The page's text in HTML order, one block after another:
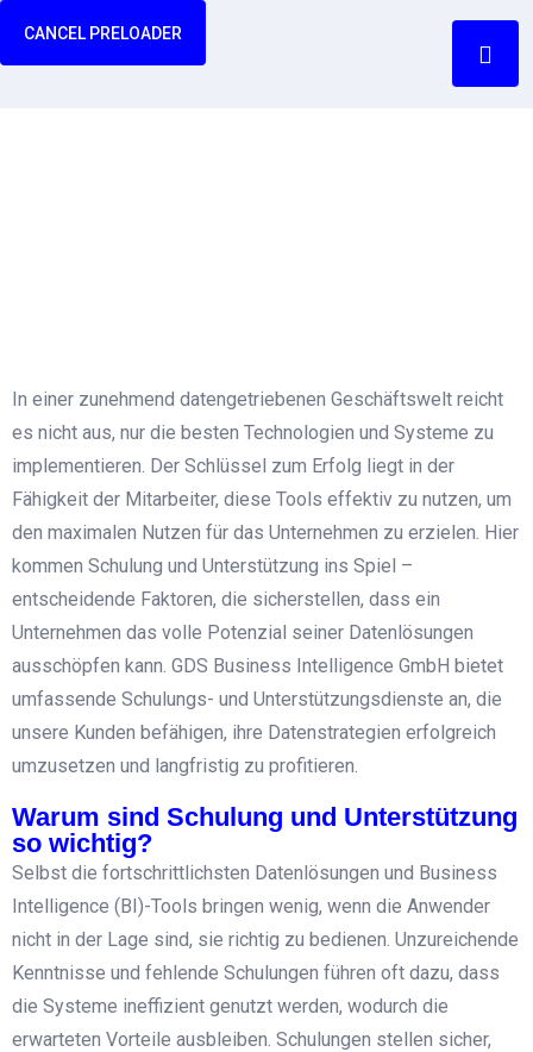
CANCEL PRELOADER
In einer zunehmend datengetriebenen Geschäftswelt reicht
es nicht aus, nur die besten Technologien und Systeme zu
implementieren. Der Schlüssel zum Erfolg liegt in der
Fähigkeit der Mitarbeiter, diese Tools effektiv zu nutzen, um
den maximalen Nutzen für das Unternehmen zu erzielen. Hier
kommen Schulung und Unterstützung ins Spiel –
entscheidende Faktoren, die sicherstellen, dass ein
Unternehmen das volle Potenzial seiner Datenlösungen
ausschöpfen kann. GDS Business Intelligence GmbH bietet
umfassende Schulungs- und Unterstützungsdienste an, die
unsere Kunden befähigen, ihre Datenstrategien erfolgreich
umzusetzen und langfristig zu profitieren.
Warum sind Schulung und Unterstützung
so wichtig?
Selbst die fortschrittlichsten Datenlösungen und Business
Intelligence (BI)-Tools bringen wenig, wenn die Anwender
nicht in der Lage sind, sie richtig zu bedienen. Unzureichende
Kenntnisse und fehlende Schulungen führen oft dazu, dass
die Systeme ineffizient genutzt werden, wodurch die
erwarteten Vorteile ausbleiben. Schulungen stellen sicher,